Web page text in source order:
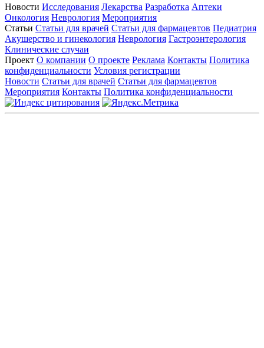
Новости Исследования Лекарства Разработка Аптеки
Онкология Неврология Мероприятия
Статьи Статьи для врачей Статьи для фармацевтов Педиатрия
Акушерство и гинекология Неврология Гастроэнтерология
Клинические случаи
Проект О компании О проекте Реклама Контакты Политика
конфиденциальности Условия регистрации
Новости Статьи для врачей Статьи для фармацевтов
Мероприятия Контакты Политика конфиденциальности